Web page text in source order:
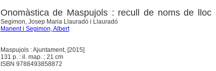
Onomàstica de Maspujols : recull de noms de lloc
Segimon, Josep Maria Llauradó i Llauradó
Manent i Segimon, Albert
Maspujols : Ajuntament, [2015]
131 p. : il. map. ; 21 cm
ISBN 9788493858872